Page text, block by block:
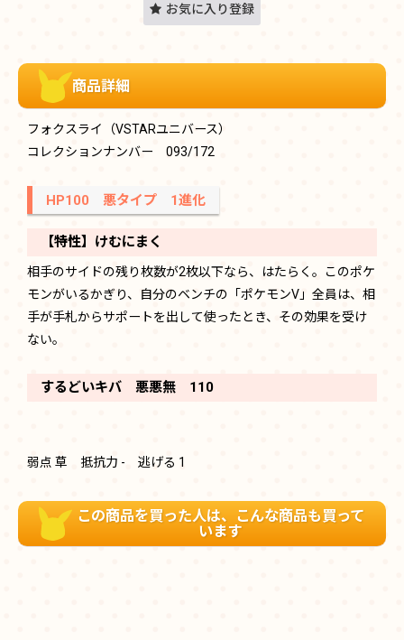
お気に入り登録
商品詳細
フォクスライ（VSTARユニバース）
コレクションナンバー 093/172
HP100 悪タイプ 1進化
【特性】けむにまく
相手のサイドの残り枚数が2枚以下なら、はたらく。このポケ
モンがいるかぎり、自分のベンチの「ポケモンV」全員は、相
手が手札からサポートを出して使ったとき、その効果を受け
ない。
するどいキバ 悪悪無 110
弱点 草 抵抗力 - 逃げる 1
この商品を買った人は、こんな商品も買って
います